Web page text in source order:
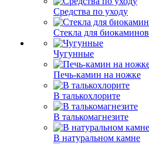
Средства по уходу
Стекла для биокаминов
Чугунные
Печь-камин на ножке
В талькохлорите
В талькомагнезите
В натуральном камне